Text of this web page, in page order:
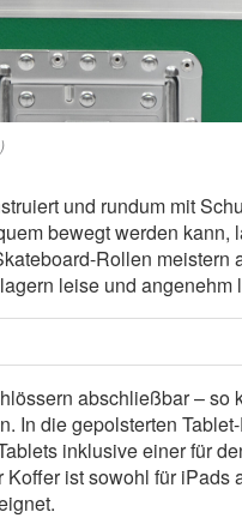
und rundum mit
bewegt werden kann,
Rollen meistern
leise und angenehm
abschließbar – so
In die gepolsterten
inklusive einer für
ist sowohl für iPads